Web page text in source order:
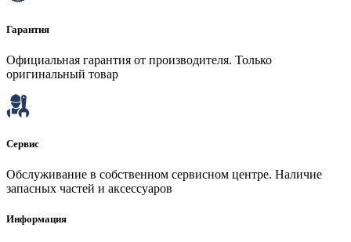
Гарантия
Официальная гарантия от производителя. Только
оригинальный товар
Сервис
Обслуживание в собственном сервисном центре. Наличие
запасных частей и аксессуаров
Информация